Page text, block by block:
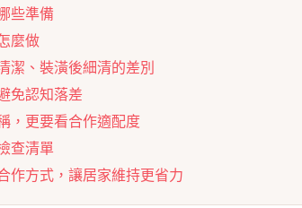
些準備
麼做
潔、裝潢後細清的差別
免認知落差
，更要看合作適配度
查清單
作方式，讓居家維持更省力